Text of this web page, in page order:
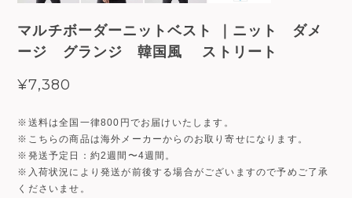
マルチボーダーニットベスト ｜ニット ダメ
ージ グランジ 韓国風 ストリート
¥7,380
※送料は全国一律800円でお届けいたします。
※こちらの商品は海外メーカーからのお取り寄せになります。
※発送予定日：約2週間〜4週間。
※入荷状況により発送が前後する場合がございますので予めご了承
くださいませ。